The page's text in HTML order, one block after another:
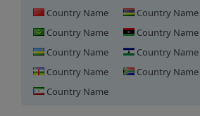
Country Name
Country Name
Country Name
Country Name
Country Name
Country Name
Country Name
Country Name
Country Name
サントメ・プリンシ
ドメイン登録